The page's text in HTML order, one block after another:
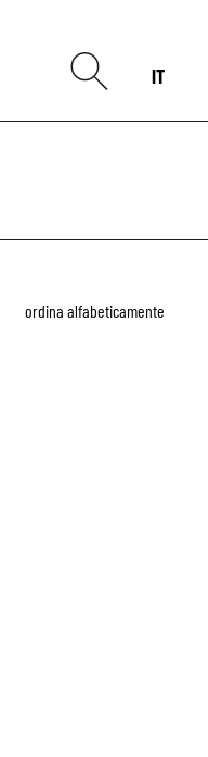
IT
ordina alfabeticamente